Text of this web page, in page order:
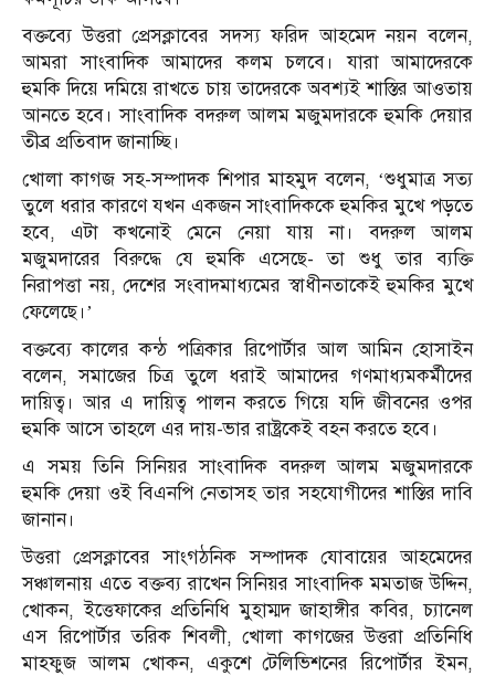
বক্তব্যে উত্তরা প্রেসক্লাবের সদস্য ফরিদ আহমেদ নয়ন বলেন,
আমরা সাংবাদিক আমাদের কলম চলবে। যারা আমাদেরকে
হুমকি দিয়ে দমিয়ে রাখতে চায় তাদেরকে অবশ্যই শাস্তির আওতায়
আনতে হবে। সাংবাদিক বদরুল আলম মজুমদারকে হুমকি দেয়ার
তীব্র প্রতিবাদ জানাচ্ছি।
খোলা কাগজ সহ-সম্পাদক শিপার মাহমুদ বলেন, ‘শুধুমাত্র সত্য
তুলে ধরার কারণে যখন একজন সাংবাদিককে হুমকির মুখে পড়তে
হবে, এটা কখনোই মেনে নেয়া যায় না। বদরুল আলম
মজুমদারের বিরুদ্ধে যে হুমকি এসেছে- তা শুধু তার ব্যক্তি
নিরাপত্তা নয়, দেশের সংবাদমাধ্যমের স্বাধীনতাকেই হুমকির মুখে
ফেলেছে।’
বক্তব্যে কালের কন্ঠ পত্রিকার রিপোর্টার আল আমিন হোসাইন
বলেন, সমাজের চিত্র তুলে ধরাই আমাদের গণমাধ্যমকর্মীদের
দায়িত্ব। আর এ দায়িত্ব পালন করতে গিয়ে যদি জীবনের ওপর
হুমকি আসে তাহলে এর দায়-ভার রাষ্ট্রকেই বহন করতে হবে।
এ সময় তিনি সিনিয়র সাংবাদিক বদরুল আলম মজুমদারকে
হুমকি দেয়া ওই বিএনপি নেতাসহ তার সহযোগীদের শাস্তির দাবি
জানান।
উত্তরা প্রেসক্লাবের সাংগঠনিক সম্পাদক যোবায়ের আহমেদের
সঞ্চালনায় এতে বক্তব্য রাখেন সিনিয়র সাংবাদিক মমতাজ উদ্দিন,
খোকন, ইত্তেফাকের প্রতিনিধি মুহাম্মদ জাহাঙ্গীর কবির, চ্যানেল
এস রিপোর্টার তরিক শিবলী, খোলা কাগজের উত্তরা প্রতিনিধি
মাহফুজ আলম খোকন, একুশে টেলিভিশনের রিপোর্টার ইমন,